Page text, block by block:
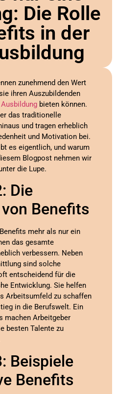
Die Rolle
in der
zunehmend den Wert
ihren Auszubildenden
Ausbildung bieten können.
das traditionelle
und tragen erheblich
und Motivation bei.
es eigentlich, und warum
Blogpost nehmen wir
die Lupe.
Die
Benefits
mehr als nur ein
das gesamte
verbessern. Neben
sind solche
entscheidend für die
Entwicklung. Sie helfen
Arbeitsumfeld zu schaffen
in die Berufswelt. Ein
machen Arbeitgeber
besten Talente zu
Beispiele
Benefits